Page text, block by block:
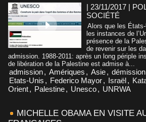
| 23/11/2017 |
SOCIÉTÉ
Alors que les
les instances de
présence de la
de revenir sur les
admission. 1988-2011: après un long périple
de libération de la Palestine est admise à...
admission, Amériques , Asie, démission
Etats-Unis , Federico Mayor, Israël,
Orient, Palestine, Unesco, UNRWA
MICHELLE OBAMA EN VISITE